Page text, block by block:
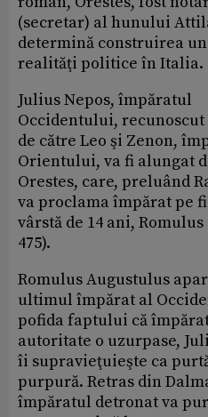
(secretar) al hunului
determină construirea
realităţi politice în Italia.
Julius Nepos, împăratul
Occidentului, recunoscut
de către Leo şi Zenon,
Orientului, va fi alungat
Orestes, care, preluând
va proclama împărat pe
vârstă de 14 ani,
475).
Romulus Augustulus
ultimul împărat al
pofida faptului că
autoritate o uzurpase,
îi supravieţuieşte ca
purpură. Retras din
împăratul detronat va